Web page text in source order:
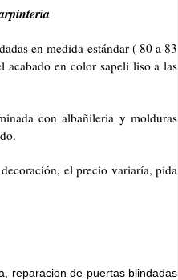
en medida estándar ( 80 a 83
en color sapeli liso a las
con albañileria y molduras
el precio variaría, pida
reparacion de puertas blindadas